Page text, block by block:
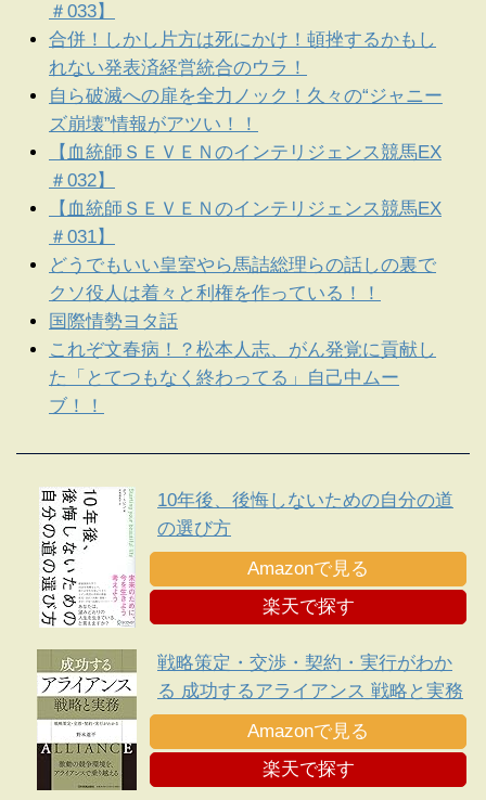
＃033】
合併！しかし片方は死にかけ！頓挫するかもし
れない発表済経営統合のウラ！
自ら破滅への扉を全力ノック！久々の“ジャニー
ズ崩壊”情報がアツい！！
【血統師ＳＥＶＥＮのインテリジェンス競馬EX
＃032】
【血統師ＳＥＶＥＮのインテリジェンス競馬EX
＃031】
どうでもいい皇室やら馬詰総理らの話しの裏で
クソ役人は着々と利権を作っている！！
国際情勢ヨタ話
これぞ文春病！？松本人志、がん発覚に貢献し
た「とてつもなく終わってる」自己中ムー
ブ！！
10年後、後悔しないための自分の道
の選び方
Amazonで見る
楽天で探す
戦略策定・交渉・契約・実行がわか
る 成功するアライアンス 戦略と実務
Amazonで見る
楽天で探す